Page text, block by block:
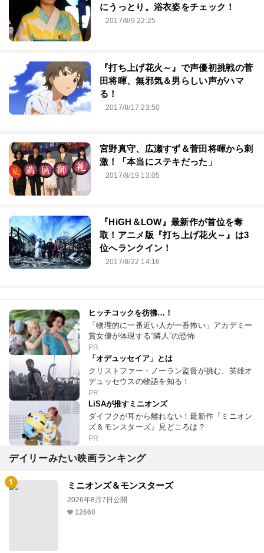
にうっとり。浴衣姿をチェック！
2017/8/9 22:25
『打ち上げ花火～』で声優初挑戦の菅
田将暉、無邪気＆男らしい声がハマ
る！
2017/8/17 23:50
宮野真守、広瀬すず＆菅田将暉から刺
激！「本当にステキだった」
2017/8/19 13:05
『HiGH＆LOW』最新作が首位を奪
取！アニメ版『打ち上げ花火～』は3
位へランクイン！
2017/8/22 14:16
ヒッチコックを彷彿…！
「物理的に一番近い人が一番怖い」アカデミー
賞女優が体現する“隣人”の恐怖
PR
「オデュッセイア」とは
クリストファー・ノーラン監督が挑む、英雄オ
デュッセウスの物語を知る！
PR
LiSAが推すミニオンズ
ダイフクが耳から離れない！最新作『ミニオン
ズ＆モンスターズ』見どころは？
PR
デイリーみたい映画ランキング
ミニオンズ＆モンスターズ
2026年8月7日公開
12660